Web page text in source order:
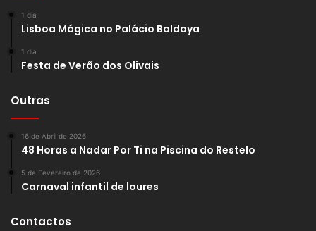
1 dia
Lisboa Mágica no Palácio Baldaya
1 dia
Festa de Verão dos Olivais
Outras
16 de Abril de 2026
48 Horas a Nadar Por Ti na Piscina do Restelo
5 de Fevereiro de 2026
Carnaval infantil de loures
Contactos